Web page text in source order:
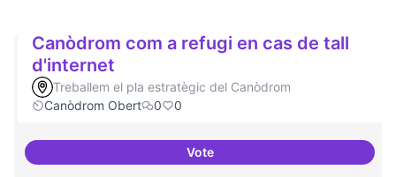
Canòdrom com a refugi en cas de tall
d'internet
Treballem el pla estratègic del Canòdrom
Canòdrom Obert
0 0
VoteCanòdrom com a refugi en cas